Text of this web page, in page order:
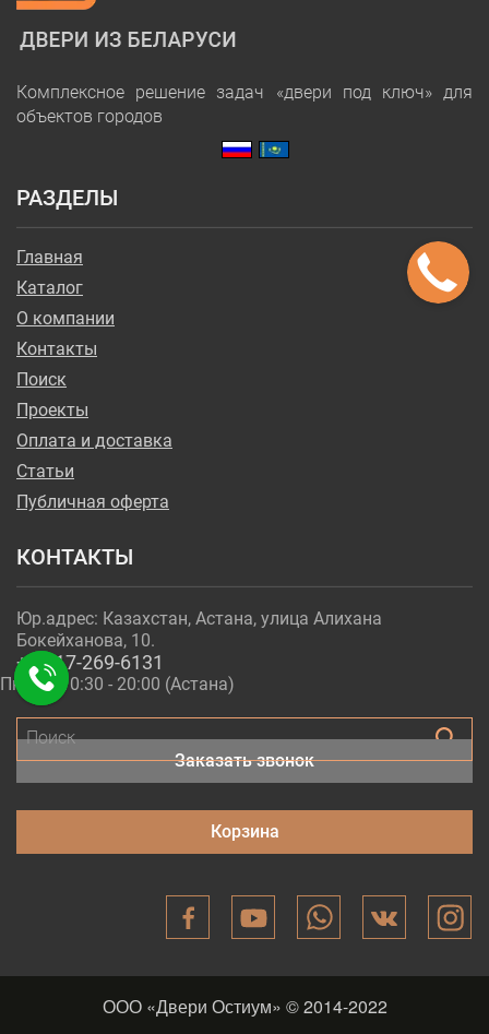
Комплексное решение задач «двери под ключ» для
объектов городов
РАЗДЕЛЫ
Главная
Каталог
О компании
Контакты
Поиск
Проекты
Оплата и доставка
Статьи
Публичная оферта
КОНТАКТЫ
Юр.адрес: Казахстан, Астана, улица Алихана
Бокейханова, 10.
+7-717-269-6131
Пн - Пт 10:30 - 20:00 (Астана)
Заказать звонок
Корзина
ООО «Двери Остиум» © 2014-2022